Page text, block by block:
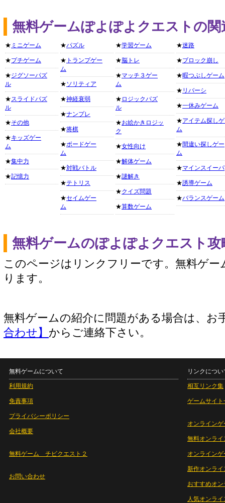
無料ゲームぽよぽよクエストの
★ ミニゲーム
★プチゲーム
★ジグソーパズ
ル
★スライドパズ
ル
★その他
★キッズゲー
ム
★集中力
★記憶力
★パズル
★ トランプゲー
ム
★ソリティア
★神経衰弱
★ナンプレ
★将棋
★ボードゲー
ム
★対戦バトル
★テトリス
★セイムゲー
ム
★学習ゲーム
★脳トレ
★マッチ３ゲー
ム
★ ロジックパズ
ル
★お絵かきロジッ
ク
★女性向け
★解体ゲーム
★謎解き
★クイズ問題
★算数ゲーム
★迷路
★ブロック崩し
★暇つぶしゲーム
★ リバーシ
★一休みゲーム
★アイテム探し
ム
★間違い探しゲー
ム
★マインスイーパ
★誘導ゲーム
★バランスゲーム
無料ゲームのぽよぽよクエスト
このページはリンクフリーです。無料ゲー
ります。
無料ゲームの紹介に問題がある場合は、お
合わせ】 からご連絡下さい。
無料ゲームについて
利用規約
免責事項
プライバシーポリシー
会社概要
無料ゲーム チビクエスト２
お問い合わせ
リンクについ
相互リンク集
ゲームサイト
オンラインゲ
無料オンライ
オンライン
新作オンライ
おすすめオ
人気オンラ